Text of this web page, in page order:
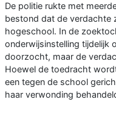
De politie rukte met
bestond dat de verdachte
hogeschool. In de
onderwijsinstelling tijdelijk
doorzocht, maar de
Hoewel de toedracht
een tegen de school
haar verwonding